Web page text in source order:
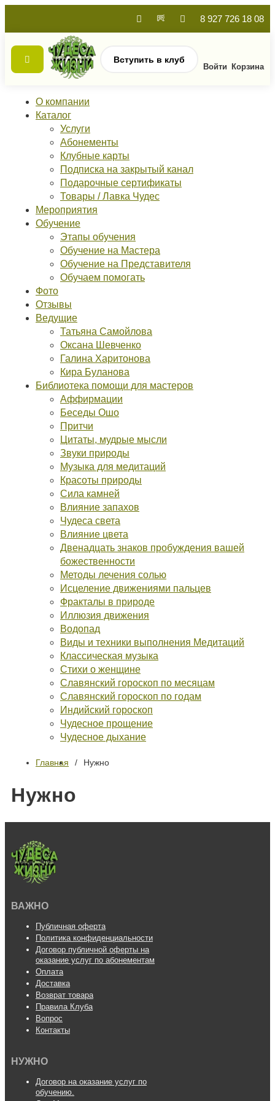
8 927 726 18 08
Вступить в клуб
Войти Корзина
О компании
Каталог
Услуги
Абонементы
Клубные карты
Подписка на закрытый канал
Подарочные сертификаты
Товары / Лавка Чудес
Мероприятия
Обучение
Этапы обучения
Обучение на Мастера
Обучение на Представителя
Обучаем помогать
Фото
Отзывы
Ведущие
Татьяна Самойлова
Оксана Шевченко
Галина Харитонова
Кира Буланова
Библиотека помощи для мастеров
Аффирмации
Беседы Ошо
Притчи
Цитаты, мудрые мысли
Звуки природы
Музыка для медитаций
Красоты природы
Сила камней
Влияние запахов
Чудеса света
Влияние цвета
Двенадцать знаков пробуждения вашей
божественности
Методы лечения солью
Исцеление движениями пальцев
Фракталы в природе
Иллюзия движения
Водопад
Виды и техники выполнения Медитаций
Классическая музыка
Стихи о женщине
Славянский гороскоп по месяцам
Славянский гороскоп по годам
Индийский гороскоп
Чудесное прощение
Чудесное дыхание
Главная Нужно
Нужно
ВАЖНО
Публичная оферта
Политика конфиденциальности
Договор публичной оферты на
оказание услуг по абонементам
Оплата
Доставка
Возврат товара
Правила Клуба
Вопрос
Контакты
НУЖНО
Договор на оказание услуг по
обучению.